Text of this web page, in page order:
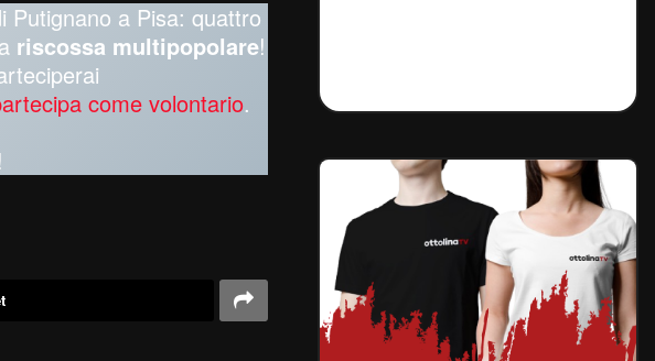
Putignano a Pisa: quattro
riscossa multipopolare!
come volontario.
!